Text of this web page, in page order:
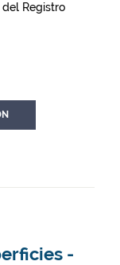
Registro
-